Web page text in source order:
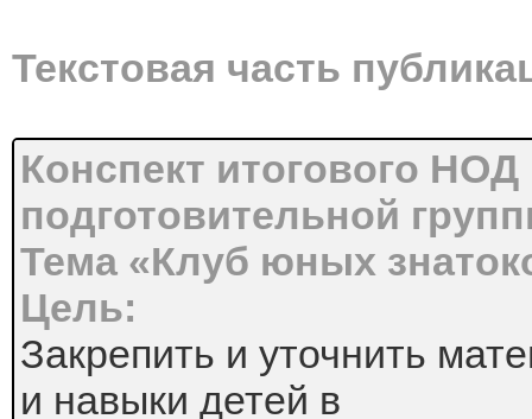
Текстовая часть
Конспект итогового
подготовительной
Тема «Клуб юных
Цель:
Закрепить и уточнить
и навыки детей в